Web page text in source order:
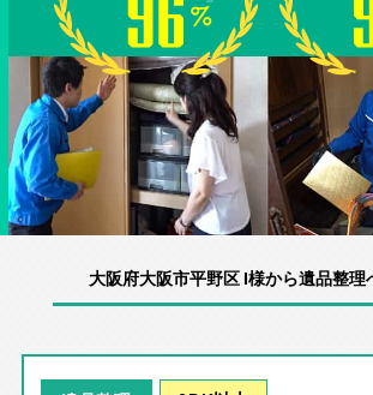
大阪府大阪市平野区 I様から遺品整理